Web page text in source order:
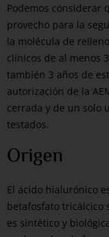
Podemos considerar
provecho para la
la molécula de
clínicos de al menos
también 3 años de
autorización de la
cerrada y de un solo
testados.
Origen
El ácido hialurónico
betafosfato tricálcico
es sintético y